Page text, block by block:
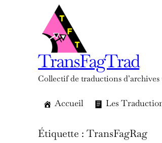
TransFagTrad
Collectif de traductions
Accueil Les
Étiquette :TransFagRag